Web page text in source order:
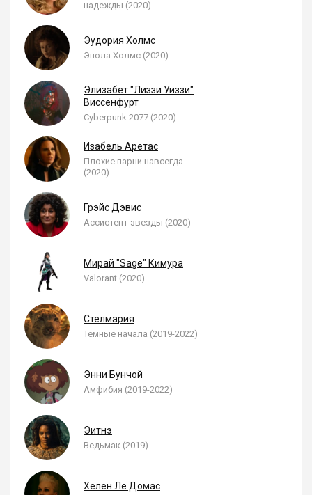
надежды (2020)
Эудория Холмс
Энола Холмс (2020)
Элизабет "Лиззи Уиззи"
Виссенфурт
Cyberpunk 2077 (2020)
Изабель Аретас
Плохие парни навсегда
(2020)
Грэйс Дэвис
Ассистент звезды (2020)
Мирай "Sage" Кимура
Valorant (2020)
Стелмария
Тёмные начала (2019-2022)
Энни Бунчой
Амфибия (2019-2022)
Эитнэ
Ведьмак (2019)
Хелен Ле Домас